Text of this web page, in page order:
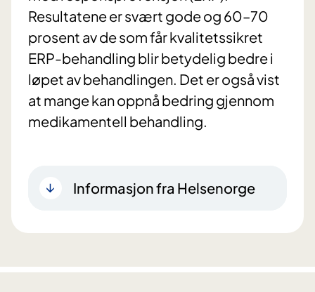
Resultatene er svært gode og 60–70
prosent av de som får kvalitetssikret
ERP-behandling blir betydelig bedre i
løpet av behandlingen. Det er også vist
at mange kan oppnå bedring gjennom
medikamentell behandling.
Informasjon fra Helsenorge